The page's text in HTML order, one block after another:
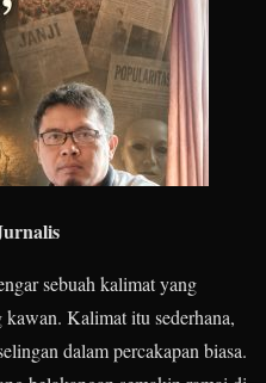
sebuah kalimat yang
Kalimat itu sederhana,
dalam percakapan biasa.